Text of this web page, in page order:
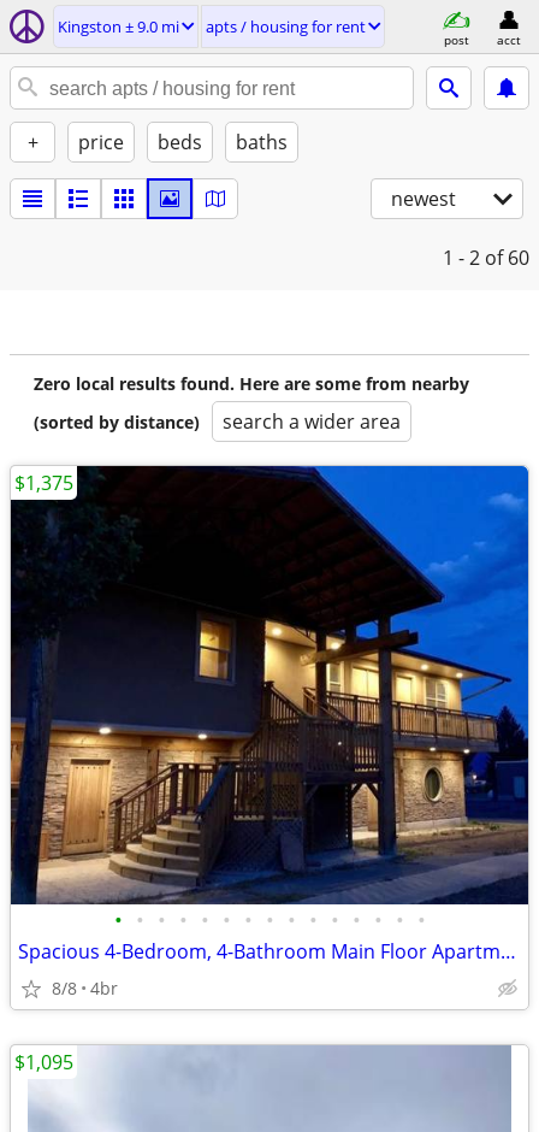
Kingston ± 9.0 mi apts / housing for rent
post acct
+ price beds baths
newest
1 - 2 of 60
Zero local results found. Here are some from nearby
(sorted by distance)
search a wider area
• • • • • • • • • • • • • • •
Spacious 4-Bedroom, 4-Bathroom Main Floor Apartment
8/8 4br
$1,375
$1,095